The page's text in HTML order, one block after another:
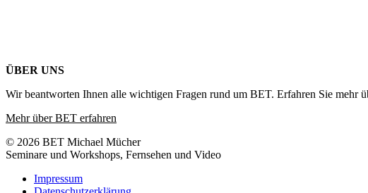
ÜBER UNS
Wir beantworten Ihnen alle wichtigen Fragen rund um BET. Erfahren Sie mehr
Mehr über BET erfahren
© 2026 BET Michael Mücher
Seminare und Workshops, Fernsehen und Video
Impressum